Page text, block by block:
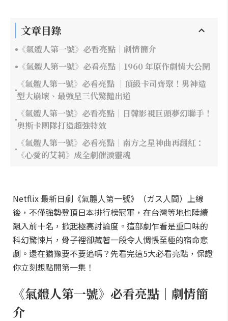
文章目錄
《氣體人第一號》必看亮點｜劇情簡介
《氣體人第一號》必看亮點｜1960 年原作劇情大公開
《氣體人第一號》必看亮點 ｜頂級卡司齊聚！男神造
型大崩壞、最強星三代驚豔出道
《氣體人第一號》必看亮點｜日韓影視巨頭夢幻聯手！
奧斯卡團隊打造超強特效
《氣體人第一號》必看亮點｜南方之星神曲再翻紅：
《心愛的艾莉》成全劇催淚靈魂
Netflix 最新日劇《氣體人第一號》（ガス人間）上線
後，不僅強勢登頂日本排行榜冠軍，在台灣等地也陸續
飆入前十名，掀起極高討論度。這部劇乍看是重口味的
科幻驚悚片，骨子裡卻藏著一段令人惆悵至極的宿命悲
劇。還在猶豫要不要追嗎？先看完這5大必看亮點，保證
你立刻想點開第一集！
《氣體人第一號》必看亮點｜劇情簡
介